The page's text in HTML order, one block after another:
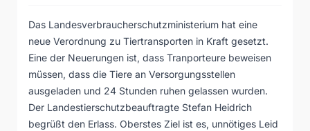
Das Landesverbraucherschutzministerium hat eine
neue Verordnung zu Tiertransporten in Kraft gesetzt.
Eine der Neuerungen ist, dass Tranporteure beweisen
müssen, dass die Tiere an Versorgungsstellen
ausgeladen und 24 Stunden ruhen gelassen wurden.
Der Landestierschutzbeauftragte Stefan Heidrich
begrüßt den Erlass. Oberstes Ziel ist es, unnötiges Leid